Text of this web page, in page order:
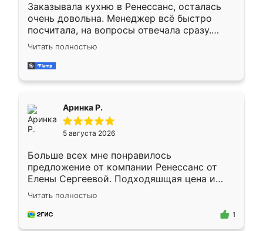
Заказывала кухню в Ренессанс, осталась
очень довольна. Менеджер всё быстро
посчитала, на вопросы отвечала сразу.
Замерщик приехал в субботу, подошёл к
делу со всей ответственностью. Собрали
за день, ребята работали аккуратно, даже
Читать полностью
Аринка Р.
5 августа 2026
Больше всех мне понравилось
предложение от компании Ренессанс от
Елены Сергеевой. Подходяшщая цена и
короткие сроки изготовления. Приехавший
для замера сотрудник Владислав
предложил по моему эскизу самый
Читать полностью
1